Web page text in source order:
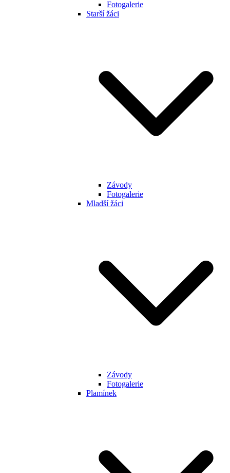
Fotogalerie
Starší žáci
Závody
Fotogalerie
Mladší žáci
Závody
Fotogalerie
Plamínek